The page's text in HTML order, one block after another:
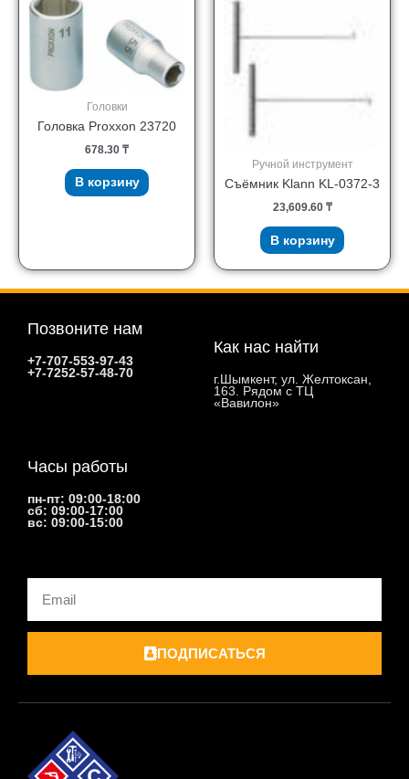
Головки
Головка Proxxon 23720
678.30 ₸
В корзину
Ручной инструмент
Съёмник Klann KL-0372-3
23,609.60 ₸
В корзину
Позвоните нам
+7-707-553-97-43
+7-7252-57-48-70
Как нас найти
г.Шымкент, ул. Желтоксан,
163. Рядом с ТЦ
«Вавилон»
Часы работы
пн-пт: 09:00-18:00
сб: 09:00-17:00
вс: 09:00-15:00
Email
ПОДПИСАТЬСЯ